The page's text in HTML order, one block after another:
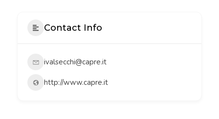
Contact Info
ivalsecchi@capre.it
http://www.capre.it